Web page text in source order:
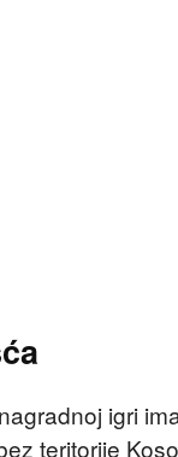
igri
teritorije